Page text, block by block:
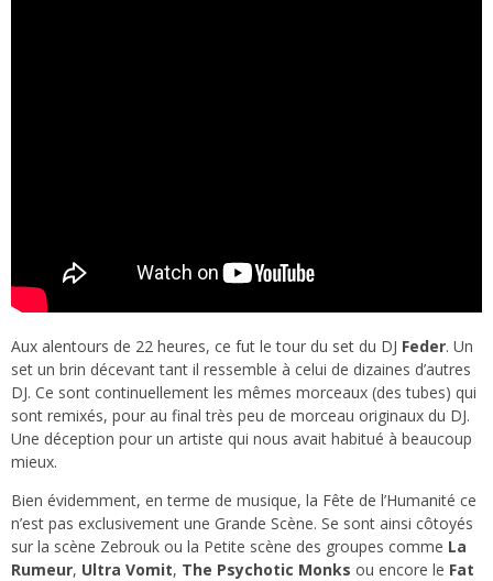
Aux alentours de 22 heures, ce fut le tour du set du DJ Feder. Un
set un brin décevant tant il ressemble à celui de dizaines d’autres
DJ. Ce sont continuellement les mêmes morceaux (des tubes) qui
sont remixés, pour au final très peu de morceau originaux du DJ.
Une déception pour un artiste qui nous avait habitué à beaucoup
mieux.
Bien évidemment, en terme de musique, la Fête de l’Humanité ce
n’est pas exclusivement une Grande Scène. Se sont ainsi côtoyés
sur la scène Zebrouk ou la Petite scène des groupes comme La
Rumeur, Ultra Vomit, The Psychotic Monks ou encore le Fat